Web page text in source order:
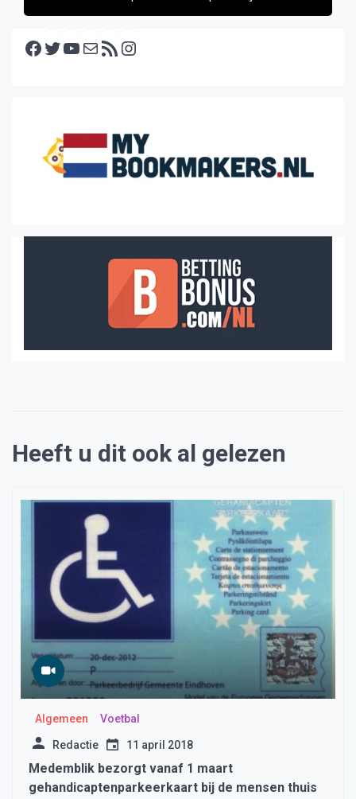
Facebook Twitter YouTube E-mail RSS feed
Heeft u dit ook al gelezen
Algemeen Voetbal
Redactie 11 april 2018
Medemblik bezorgt vanaf 1 maart
gehandicaptenparkeerkaart bij de mensen thuis